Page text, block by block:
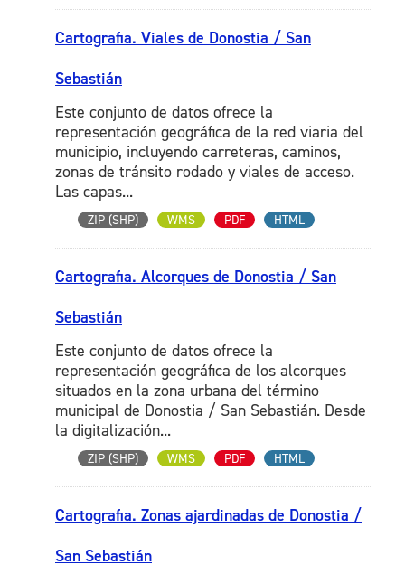
Cartografia. Viales de Donostia / San
Sebastián
Este conjunto de datos ofrece la
representación geográfica de la red viaria del
municipio, incluyendo carreteras, caminos,
zonas de tránsito rodado y viales de acceso.
Las capas...
ZIP (SHP) WMS PDF HTML
Cartografia. Alcorques de Donostia / San
Sebastián
Este conjunto de datos ofrece la
representación geográfica de los alcorques
situados en la zona urbana del término
municipal de Donostia / San Sebastián. Desde
la digitalización...
ZIP (SHP) WMS PDF HTML
Cartografia. Zonas ajardinadas de Donostia /
San Sebastián